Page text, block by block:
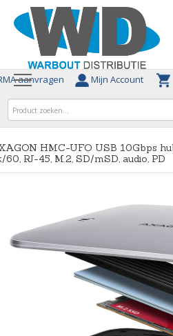
aanvragen Mijn Account
HMC-UFO USB 10Gbps
60, RJ-45, M.2, SD/mSD, audio, PD